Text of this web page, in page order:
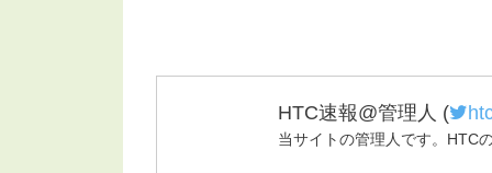
HTC速報@管理人 (
当サイトの管理人です。HTC